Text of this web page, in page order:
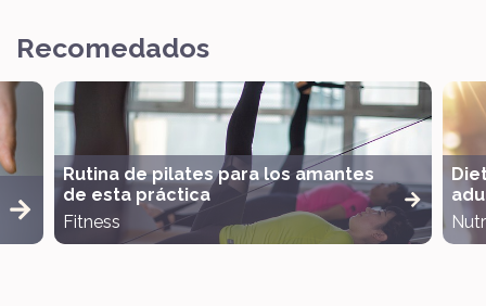
Recomedados
Rutina de pilates para los amantes
de esta práctica
Fitness